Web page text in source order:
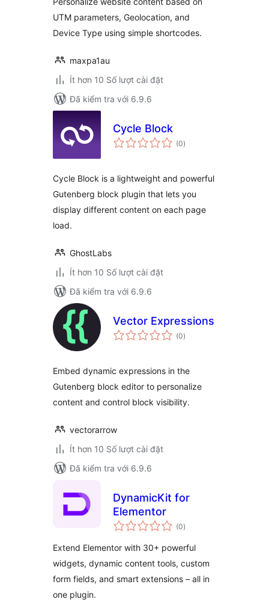
UTM parameters, Geolocation, and
Device Type using simple shortcodes.
maxpa1au
Ít hơn 10 Số lượt cài đặt
Đã kiểm tra với 6.9.6
Cycle Block
(0tổng
đánh
)
Cycle Block is a lightweight and powerful
Gutenberg block plugin that lets you
display different content on each page
load.
GhostLabs
Ít hơn 10 Số lượt cài đặt
Đã kiểm tra với 6.9.6
Vector Expressions
(0tổng
đánh
)
Embed dynamic expressions in the
Gutenberg block editor to personalize
content and control block visibility.
vectorarrow
Ít hơn 10 Số lượt cài đặt
Đã kiểm tra với 6.9.6
DynamicKit for
Elementor
(0tổng
đánh
)
Extend Elementor with 30+ powerful
widgets, dynamic content tools, custom
form fields, and smart extensions – all in
one plugin.